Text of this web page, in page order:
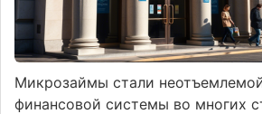
Микрозаймы стали
финансовой системы во многих